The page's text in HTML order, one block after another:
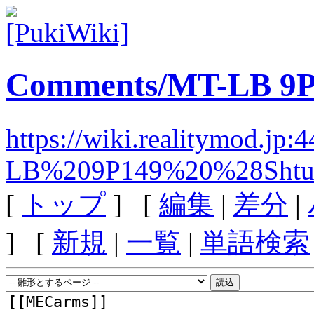
Comments/MT-LB
https://
[ トップ ] [ 編集 | 差分 |
] [ 新規 | 一覧 | 単語検索